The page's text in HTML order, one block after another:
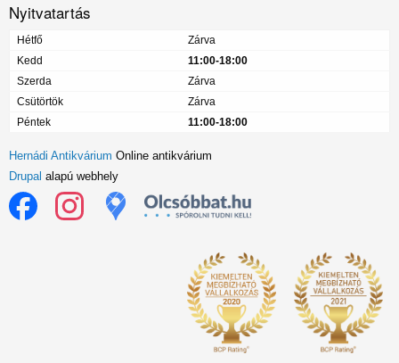
Nyitvatartás
Hétfő
Zárva
Kedd
11:00-18:00
Szerda
Zárva
Csütörtök
Zárva
Péntek
11:00-18:00
Hernádi Antikvárium Online antikvárium
Drupal alapú webhely